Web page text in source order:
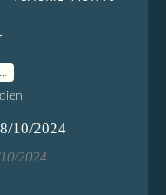
2024